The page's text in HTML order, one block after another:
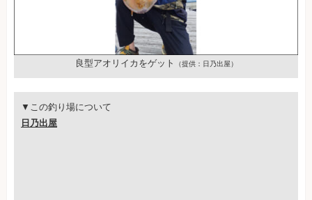
良型アオリイカをゲット （提供：日乃出屋）
▼この釣り場について
日乃出屋